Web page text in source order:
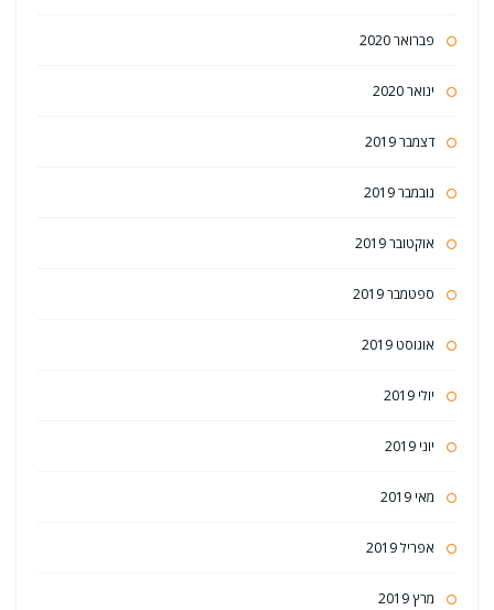
פברואר 2020
ינואר 2020
דצמבר 2019
נובמבר 2019
אוקטובר 2019
ספטמבר 2019
אוגוסט 2019
יולי 2019
יוני 2019
מאי 2019
אפריל 2019
מרץ 2019